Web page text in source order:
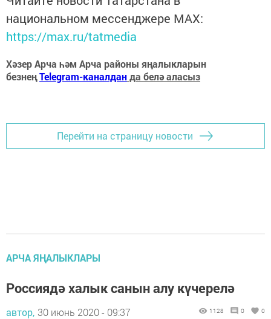
национальном мессенджере MАХ:
https://max.ru/tatmedia
Хәзер Арча һәм Арча районы яңалыкларын
безнеңTelegram-каналданда белә аласыз
Перейти на страницу новости
АРЧА ЯҢАЛЫКЛАРЫ
Россиядә халык санын алу күчерелә
автор, 30 июнь 2020 - 09:37 1128 0 0